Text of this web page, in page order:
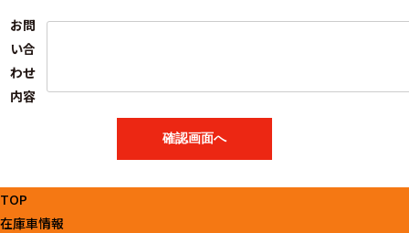
お問
い合
わせ
内容
TOP
在庫車情報